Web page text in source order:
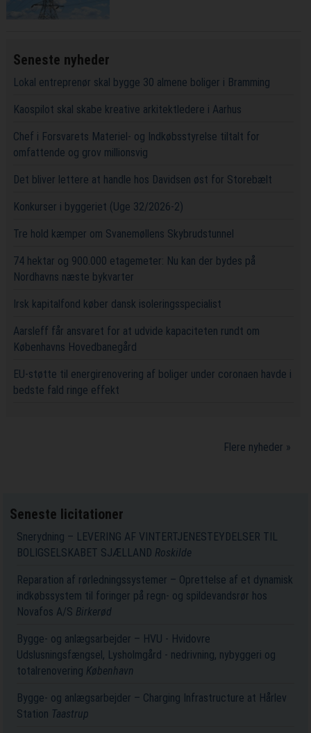
Seneste nyheder
Lokal entreprenør skal bygge 30 almene boliger i Bramming
Kaospilot skal skabe kreative arkitektledere i Aarhus
Chef i Forsvarets Materiel- og Indkøbsstyrelse tiltalt for
omfattende og grov millionsvig
Det bliver lettere at handle hos Davidsen øst for Storebælt
Konkurser i byggeriet (Uge 32/2026-2)
Tre hold kæmper om Svanemøllens Skybrudstunnel
74 hektar og 900.000 etagemeter: Nu kan der bydes på
Nordhavns næste bykvarter
Irsk kapitalfond køber dansk isoleringsspecialist
Aarsleff får ansvaret for at udvide kapaciteten rundt om
Københavns Hovedbanegård
EU-støtte til energirenovering af boliger under coronaen havde i
bedste fald ringe effekt
Flere nyheder »
Seneste licitationer
Snerydning – LEVERING AF VINTERTJENESTEYDELSER TIL
BOLIGSELSKABET SJÆLLAND Roskilde
Reparation af rørledningssystemer – Oprettelse af et dynamisk
indkøbssystem til foringer på regn- og spildevandsrør hos
Novafos A/S Birkerød
Bygge- og anlægsarbejder – HVU - Hvidovre
Udslusningsfængsel, Lysholmgård - nedrivning, nybyggeri og
totalrenovering København
Bygge- og anlægsarbejder – Charging Infrastructure at Hårlev
Station Taastrup